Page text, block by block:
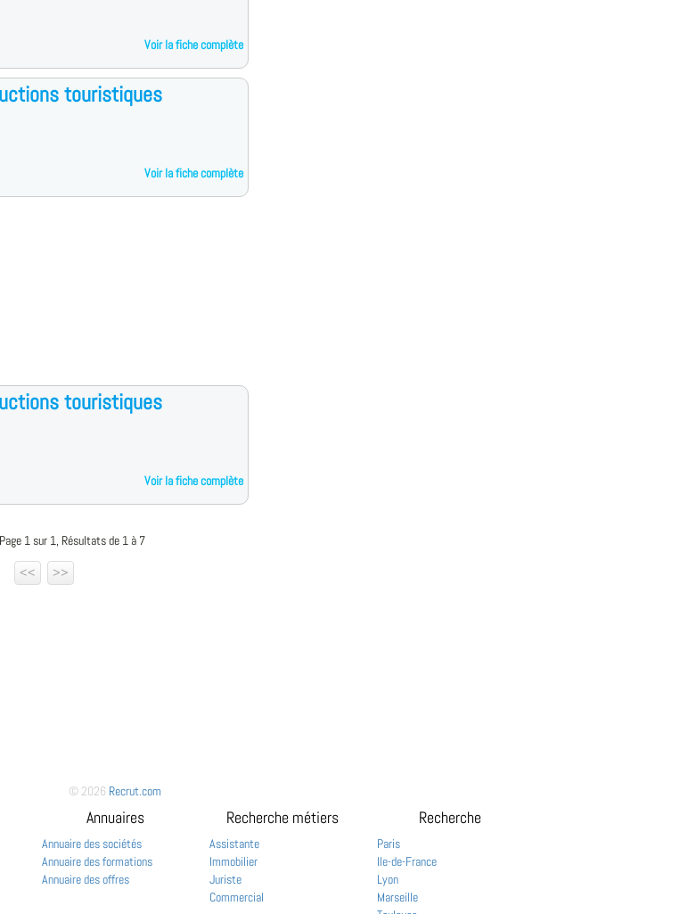
Voir la fiche complète
touristiques
Voir la fiche complète
touristiques
Voir la fiche complète
1 sur 1, Résultats de 1 à 7
<<
>>
© 2026 Recrut.com
Annuaires
Annuaire des sociétés
Annuaire des formations
Annuaire des offres
Recherche métiers
Assistante
Immobilier
Juriste
Commercial
Recherche
Paris
Ile-de-France
Lyon
Marseille